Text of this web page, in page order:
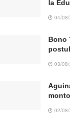
la
04/
Bono
03/
02/